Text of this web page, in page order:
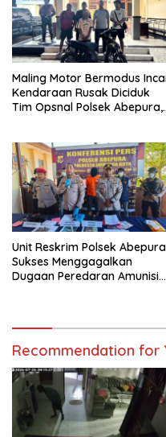
Maling Motor Bermodus
Kendaraan Rusak Diciduk
Tim Opsnal Polsek Abepura,
Unit Reskrim Polsek Abepura
Sukses Menggagalkan
Dugaan Peredaran Amunisi
Recommendation for